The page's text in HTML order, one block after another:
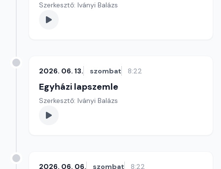
Szerkesztő: Iványi Balázs
2026. 06. 13. szombat 8:22
Egyházi lapszemle
Szerkesztő: Iványi Balázs
2026. 06. 06. szombat 8:22